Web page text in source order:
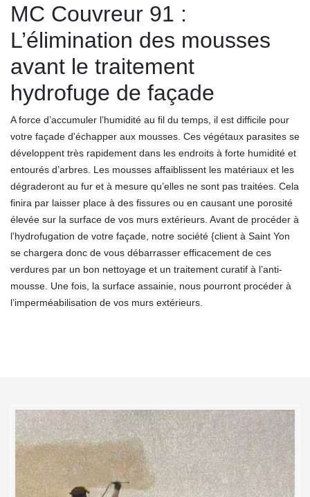
MC Couvreur 91 :
L’élimination des mousses
avant le traitement
hydrofuge de façade
A force d’accumuler l’humidité au fil du temps, il est difficile pour
votre façade d'échapper aux mousses. Ces végétaux parasites se
développent très rapidement dans les endroits à forte humidité et
entourés d’arbres. Les mousses affaiblissent les matériaux et les
dégraderont au fur et à mesure qu’elles ne sont pas traitées. Cela
finira par laisser place à des fissures ou en causant une porosité
élevée sur la surface de vos murs extérieurs. Avant de procéder à
l’hydrofugation de votre façade, notre société {client à Saint Yon
se chargera donc de vous débarrasser efficacement de ces
verdures par un bon nettoyage et un traitement curatif à l’anti-
mousse. Une fois, la surface assainie, nous pourront procéder à
l’imperméabilisation de vos murs extérieurs.